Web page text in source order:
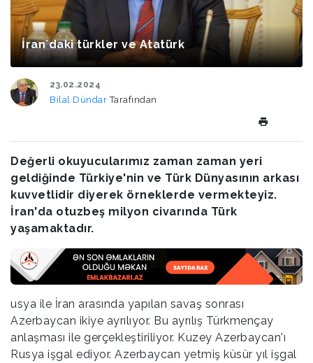
İran`daki türkler ve Atatürk
23.02.2024
Bilal DündarTarafından
Değerli okuyucularımız zaman zaman yeri
geldiğinde Türkiye'nin ve Türk Dünyasının arkası
kuvvetlidir diyerek örneklerde vermekteyiz.
İran'da otuzbeş milyon civarında Türk
yaşamaktadır.
usya ile İran arasında yapılan savaş sonrası
Azerbaycan ikiye ayrılıyor. Bu ayrılış Türkmençay
anlaşması ile gerçekleştiriliyor. Kuzey Azerbaycan'ı
Rusya işgal ediyor. Azerbaycan yetmiş küsür yıl işgal